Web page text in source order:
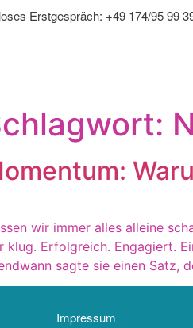
Erstgespräch: +49 174/95 99
wir immer alles alleine
klug. Erfolgreich. Engagiert.
sagte sie einen Satz,
Impressum